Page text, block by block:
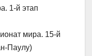
1-й этап
мира. 15-й
Паулу)